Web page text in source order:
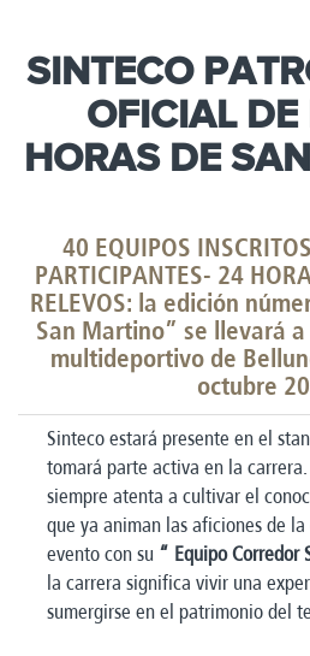
SINTECO
OFICIAL
HORAS DE
40 EQUIPOS
PARTICIPANTES- 24
RELEVOS: la edición
San Martino” se llevará
multideportivo de
octubre
Sinteco estará presente en el
tomará parte activa en la
siempre atenta a cultivar el
que ya animan las aficiones de
evento con su “ Equipo Corredor
la carrera significa vivir una
sumergirse en el patrimonio del